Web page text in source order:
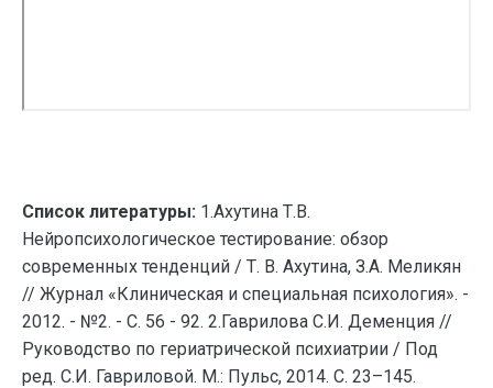
Список литературы: 1.Ахутина Т.В.
Нейропсихологическое тестирование: обзор
современных тенденций / Т. В. Ахутина, З.А. Меликян
// Журнал «Клиническая и специальная психология». -
2012. - №2. - C. 56 - 92. 2.Гаврилова С.И. Деменция //
Руководство по гериатрической психиатрии / Под
ред. С.И. Гавриловой. М.: Пульс, 2014. С. 23–145.